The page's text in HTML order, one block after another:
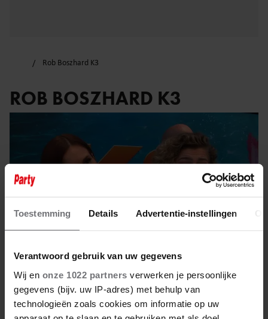
Toestemming Details Advertentie-instellingen
Verantwoord gebruik van uw gegevens
Wij en onze 1022 partners verwerken je persoonlijke
gegevens (bijv. uw IP-adres) met behulp van
technologieën zoals cookies om informatie op uw
Rob Boszhard K3
ROB BOSZHARD K3
27 januari 2025